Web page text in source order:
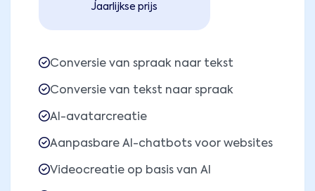
Jaarlijkse prijs
Conversie van spraak naar tekst
Conversie van tekst naar spraak
AI-avatarcreatie
Aanpasbare AI-chatbots voor websites
Videocreatie op basis van AI